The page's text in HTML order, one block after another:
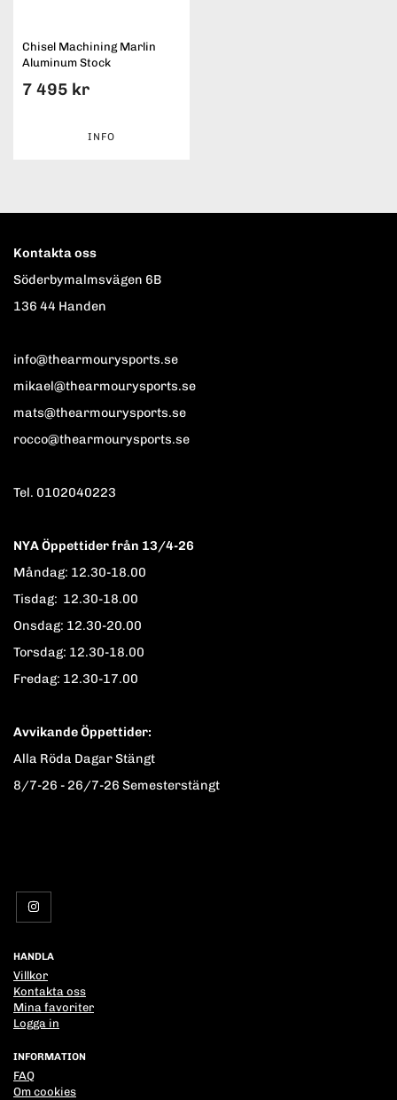
Chisel Machining Marlin
Aluminum Stock
7 495 kr
INFO
Kontakta oss
Söderbymalmsvägen 6B
136 44 Handen
info@thearmourysports.se
mikael@thearmourysports.se
mats@thearmourysports.se
rocco@thearmourysports.se
Tel. 0102040223
NYA Öppettider från 13/4-26
Måndag: 12.30-18.00
Tisdag: 12.30-18.00
Onsdag: 12.30-20.00
Torsdag: 12.30-18.00
Fredag: 12.30-17.00
Avvikande Öppettider:
Alla Röda Dagar Stängt
8/7-26 - 26/7-26 Semesterstängt
HANDLA
Villkor
Kontakta oss
Mina favoriter
Logga in
INFORMATION
FAQ
Om cookies